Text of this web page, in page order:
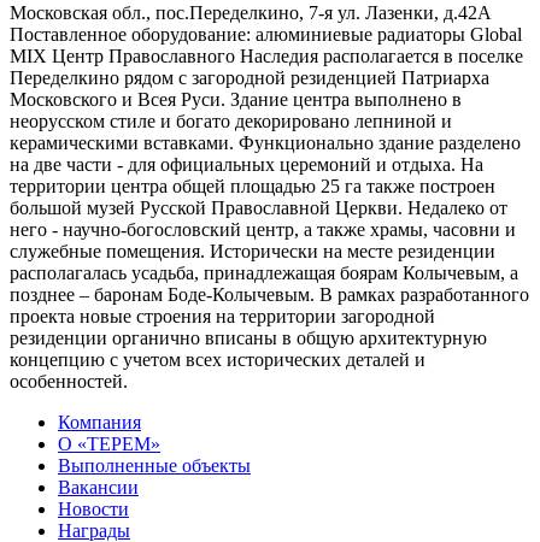
Московская обл., пос.Переделкино, 7-я ул. Лазенки, д.42А
Поставленное оборудование: алюминиевые радиаторы Global
MIX Центр Православного Наследия располагается в поселке
Переделкино рядом с загородной резиденцией Патриарха
Московского и Всея Руси. Здание центра выполнено в
неорусском стиле и богато декорировано лепниной и
керамическими вставками. Функционально здание разделено
на две части - для официальных церемоний и отдыха. На
территории центра общей площадью 25 га также построен
большой музей Русской Православной Церкви. Недалеко от
него - научно-богословский центр, а также храмы, часовни и
служебные помещения. Исторически на месте резиденции
располагалась усадьба, принадлежащая боярам Колычевым, а
позднее – баронам Боде-Колычевым. В рамках разработанного
проекта новые строения на территории загородной
резиденции органично вписаны в общую архитектурную
концепцию с учетом всех исторических деталей и
особенностей.
Компания
О «ТЕРЕМ»
Выполненные объекты
Вакансии
Новости
Награды